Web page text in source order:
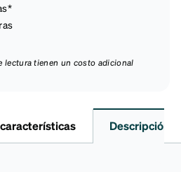
lectura tienen un costo adicional
características Descripción